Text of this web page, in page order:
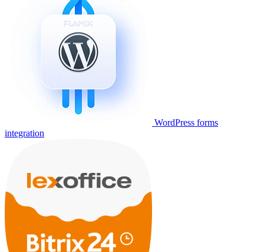
WordPress forms
integration